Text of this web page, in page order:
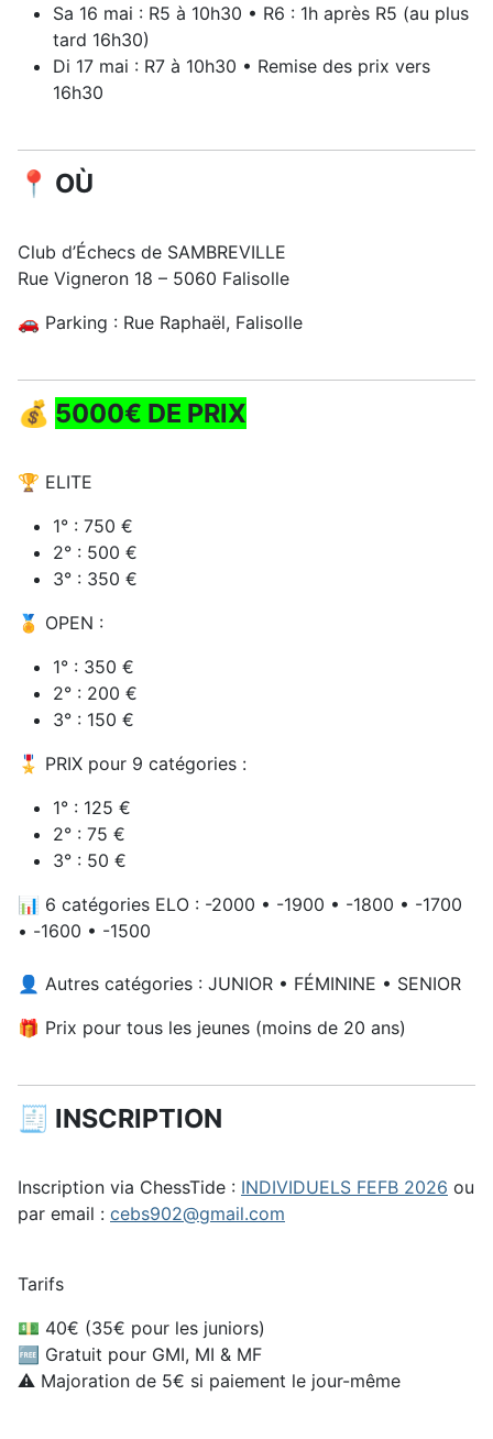
Sa 16 mai : R5 à 10h30 • R6 : 1h après R5 (au plus
tard 16h30)
Di 17 mai : R7 à 10h30 • Remise des prix vers
16h30
📍 OÙ
Club d’Échecs de SAMBREVILLE
Rue Vigneron 18 – 5060 Falisolle
🚗 Parking : Rue Raphaël, Falisolle
💰 5000€ DE PRIX
🏆 ELITE
1° : 750 €
2° : 500 €
3° : 350 €
🏅 OPEN :
1° : 350 €
2° : 200 €
3° : 150 €
🎖️ PRIX pour 9 catégories :
1° : 125 €
2° : 75 €
3° : 50 €
📊 6 catégories ELO : -2000 • -1900 • -1800 • -1700
• -1600 • -1500
👤 Autres catégories : JUNIOR • FÉMININE • SENIOR
🎁 Prix pour tous les jeunes (moins de 20 ans)
🧾 INSCRIPTION
Inscription via ChessTide : INDIVIDUELS FEFB 2026 ou
par email : cebs902@gmail.com
Tarifs
💵 40€ (35€ pour les juniors)
🆓 Gratuit pour GMI, MI & MF
⚠️ Majoration de 5€ si paiement le jour-même